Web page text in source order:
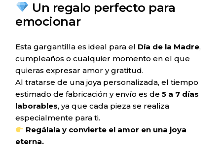
Un regalo perfecto para
emocionar
Esta gargantilla es ideal para el Día de la Madre,
cumpleaños o cualquier momento en el que
quieras expresar amor y gratitud.
Al tratarse de una joya personalizada, el tiempo
estimado de fabricación y envío es de5 a 7 días
laborables, ya que cada pieza se realiza
especialmente para ti.
Regálala y convierte el amor en una joya
eterna.